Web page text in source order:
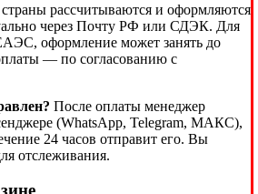
рассчитываются и оформляются
через Почту РФ или СДЭК. Для
оформление может занять до
— по согласованию с
После оплаты менеджер
(WhatsApp, Telegram, МАКС),
24 часов отправит его. Вы
отслеживания.